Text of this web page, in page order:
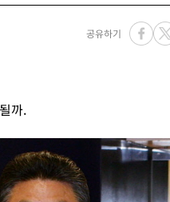
공유하기
까.